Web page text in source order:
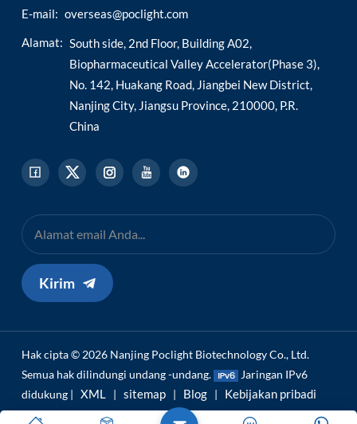
E-mail: overseas@poclight.com
Alamat: South side, 2nd Floor, Building A02,
Biopharmaceutical Valley Accelerator(Phase 3),
No. 142, Huakang Road, Jiangbei New District,
Nanjing City, Jiangsu Province, 210000, P.R.
China
Kirim
Hak cipta © 2026 Nanjing Poclight Biotechnology Co., Ltd.
Semua hak dilindungi undang -undang.
Jaringan IPv6
didukung | XML | sitemap | Blog | Kebijakan pribadi